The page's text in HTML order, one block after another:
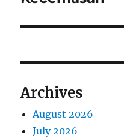
Archives
August 2026
July 2026